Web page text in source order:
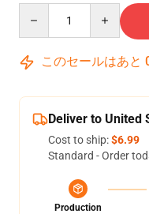
このセールはあと
Deliver to United
Cost to ship:$6.99
Standard - Order
Production